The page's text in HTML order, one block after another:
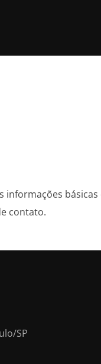
informações
contato.
SP